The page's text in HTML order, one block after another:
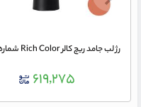
رژ لب جامد ریچ کالر Rich Color شماره 03 نوت
۶۱۹,۲۷۵